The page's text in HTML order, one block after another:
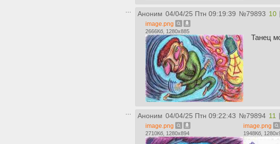
Аноним 04/04/25 Птн 09:19:39 №79893 10
image.png
2666Кб, 1280x885
Танец
Аноним 04/04/25 Птн 09:22:43 №79894 11
image.png
2710Кб, 1280x894
image.png
1948Кб,